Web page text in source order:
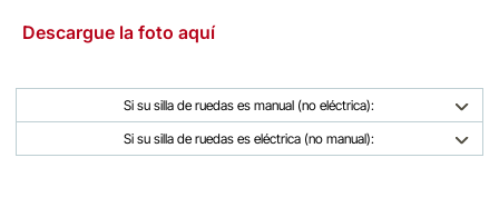
Descargue la foto aquí
Si su silla de ruedas es manual (no eléctrica):
Si su silla de ruedas es eléctrica (no manual):